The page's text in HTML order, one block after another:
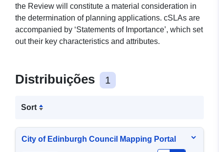
the Review will constitute a material consideration in
the determination of planning applications. cSLAs are
accompanied by ‘Statements of Importance’, which set
out their key characteristics and attributes.
Distribuições 1
Sort
City of Edinburgh Council Mapping Portal